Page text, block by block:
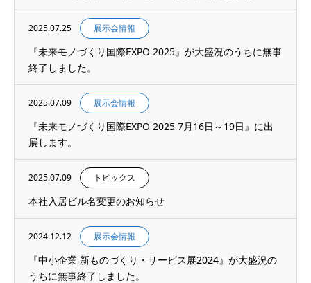
2025.07.25 展示会情報
『未来モノづくり国際EXPO 2025』が大盛況のうちに無事
終了しました。
2025.07.09 展示会情報
『未来モノづくり国際EXPO 2025 7月16日～19日』に出
展します。
2025.07.09 トピックス
本社入居ビル名変更のお知らせ
2024.12.12 展示会情報
『中小企業 新ものづくり・サービス展2024』が大盛況の
うちに無事終了しました。